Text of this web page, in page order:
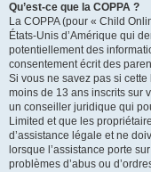
Qu’est-ce que la COPPA ?
La COPPA (pour « Child
États-Unis d’Amérique qui
potentiellement des
consentement écrit des
Si vous ne savez pas si
moins de 13 ans inscrits sur
un conseiller juridique qui
Limited et que les
d’assistance légale et ne
lorsque l’assistance porte
problèmes d’abus ou